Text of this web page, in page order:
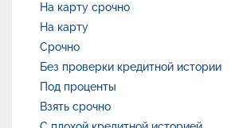
На карту срочно
На карту
Срочно
Без проверки кредитной истории
Под проценты
Взять срочно